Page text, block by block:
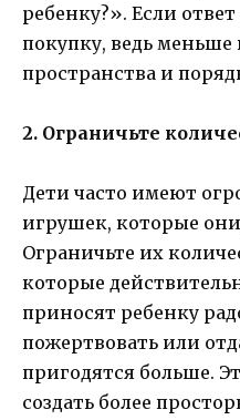
ребенку?». Если
покупку, ведь
пространства и
2. Ограничьте
Дети часто имеют
игрушек, которые
Ограничьте их
которые
приносят ребенку
пожертвовать или
пригодятся больше.
создать более